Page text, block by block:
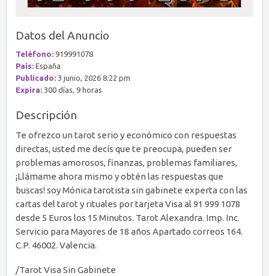
Datos del Anuncio
Teléfono: 919991078
País: España
Publicado: 3 junio, 2026 8:22 pm
Expira: 300 días, 9 horas
Descripción
Te ofrezco un tarot serio y económico con respuestas
directas, usted me decís que te preocupa, pueden ser
problemas amorosos, finanzas, problemas familiares,
¡Llámame ahora mismo y obtén las respuestas que
buscas! soy Mónica tarotista sin gabinete experta con las
cartas del tarot y rituales por tarjeta Visa al 91 999 1078
desde 5 Euros los 15 Minutos. Tarot Alexandra. Imp. Inc.
Servicio para Mayores de 18 años Apartado correos 164.
C.P. 46002. Valencia.
/Tarot Visa Sin Gabinete